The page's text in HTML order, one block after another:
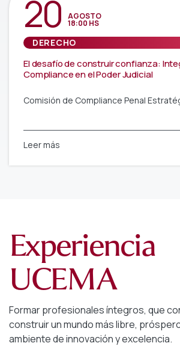
20 AGOSTO
18:00 HS
DERECHO
El desafío de construir confianza:
Compliance en el Poder Judicial
Comisión de Compliance Penal
Leer más
Experiencia
UCEMA
Formar profesionales íntegros, que
construir un mundo más libre,
ambiente de innovación y excelencia.